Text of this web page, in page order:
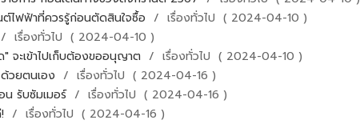
ไฟฟ้าที่ควรรู้ก่อนตัดสินใจซื้อ / เรื่องทั่วไป ( 2024-04-10 )
/ เรื่องทั่วไป ( 2024-04-10 )
จะเข้าไปเก็บต้องขออนุญาต / เรื่องทั่วไป ( 2024-04-10 )
วยตนเอง / เรื่องทั่วไป ( 2024-04-16 )
รับซัมเมอร์ / เรื่องทั่วไป ( 2024-04-16 )
/ เรื่องทั่วไป ( 2024-04-16 )